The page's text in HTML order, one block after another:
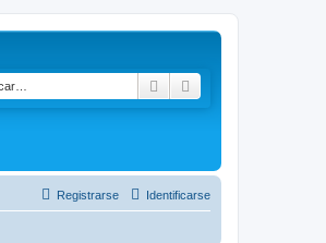
Buscar
Identificarse
Registrarse